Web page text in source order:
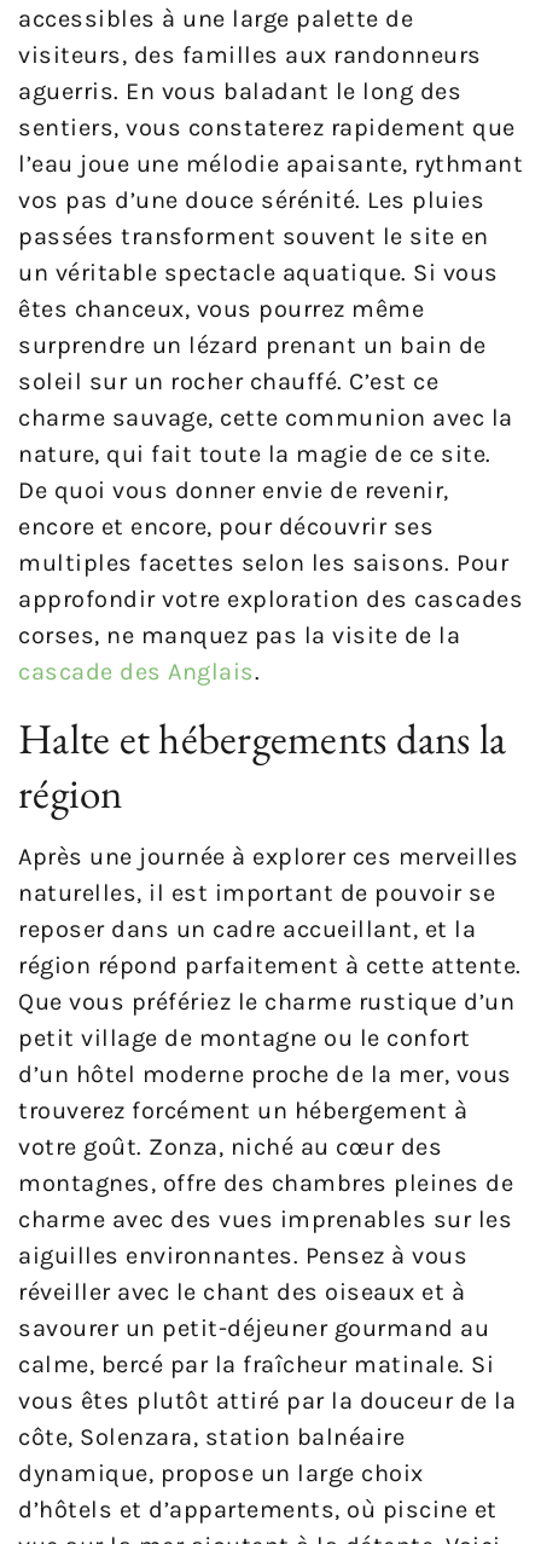
accessibles à une large palette de
visiteurs, des familles aux randonneurs
aguerris. En vous baladant le long des
sentiers, vous constaterez rapidement que
l’eau joue une mélodie apaisante, rythmant
vos pas d’une douce sérénité. Les pluies
passées transforment souvent le site en
un véritable spectacle aquatique. Si vous
êtes chanceux, vous pourrez même
surprendre un lézard prenant un bain de
soleil sur un rocher chauffé. C’est ce
charme sauvage, cette communion avec la
nature, qui fait toute la magie de ce site.
De quoi vous donner envie de revenir,
encore et encore, pour découvrir ses
multiples facettes selon les saisons. Pour
approfondir votre exploration des cascades
corses, ne manquez pas la visite de la
cascade des Anglais.
Halte et hébergements dans la
région
Après une journée à explorer ces merveilles
naturelles, il est important de pouvoir se
reposer dans un cadre accueillant, et la
région répond parfaitement à cette attente.
Que vous préfériez le charme rustique d’un
petit village de montagne ou le confort
d’un hôtel moderne proche de la mer, vous
trouverez forcément un hébergement à
votre goût. Zonza, niché au cœur des
montagnes, offre des chambres pleines de
charme avec des vues imprenables sur les
aiguilles environnantes. Pensez à vous
réveiller avec le chant des oiseaux et à
savourer un petit-déjeuner gourmand au
calme, bercé par la fraîcheur matinale. Si
vous êtes plutôt attiré par la douceur de la
côte, Solenzara, station balnéaire
dynamique, propose un large choix
d’hôtels et d’appartements, où piscine et